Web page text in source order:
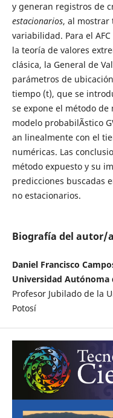
y generan registros de
estacionarios, al mostrar
variabilidad. Para el
la teoría de valores
clásica, la General de
parámetros de
tiempo (t), que se
se expone el método
modelo probabilÃ­stico
an linealmente con el
numéricas. Las
método expuesto y su
predicciones buscadas
no estacionarios.
Biografía del autor/a
Daniel Francisco
Universidad Autónoma
Profesor Jubilado de la
Potosí